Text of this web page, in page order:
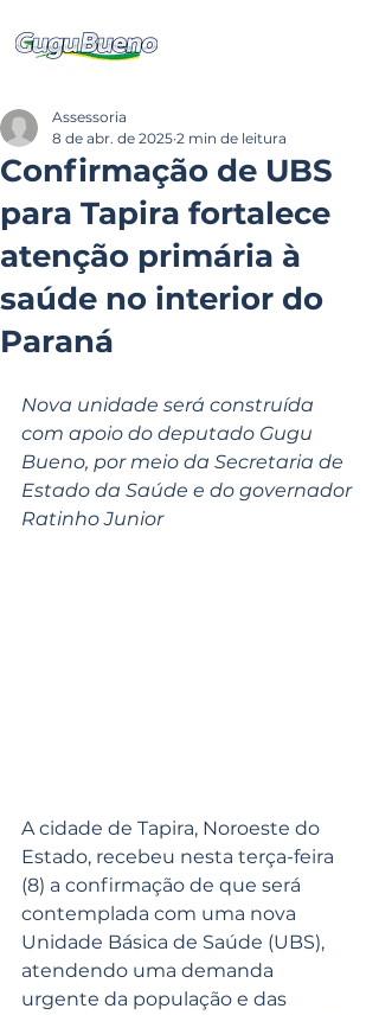
Confirmação de UBS
para Tapira fortalece
atenção primária à
saúde no interior do
Paraná
Assessoria
8 de abr. de 2025 2 min de leitura
Nova unidade será construída
com apoio do deputado Gugu
Bueno, por meio da Secretaria de
Estado da Saúde e do governador
Ratinho Junior
A cidade de Tapira, Noroeste do
Estado, recebeu nesta terça-feira
(8) a confirmação de que será
contemplada com uma nova
Unidade Básica de Saúde (UBS),
atendendo uma demanda
urgente da população e das